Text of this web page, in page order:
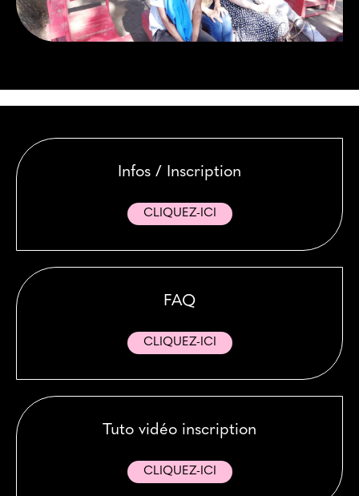
Infos / Inscription
CLIQUEZ-ICI
FAQ
CLIQUEZ-ICI
Tuto vidéo inscription
CLIQUEZ-ICI